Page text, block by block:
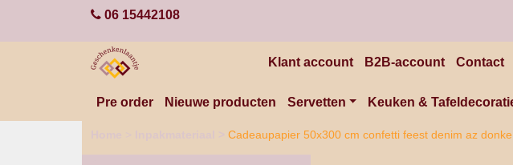
06 15442108
Klant account B2B-account Contact
Pre order Nieuwe producten Servetten Keuken &
Cadeaupapier 50x300 cm confetti feest denim az